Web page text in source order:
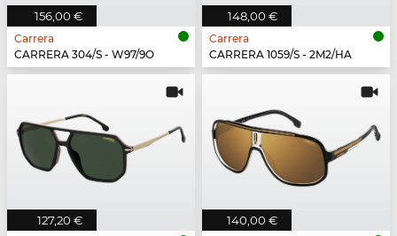
156,00 €
Carrera
CARRERA 304/S - W97/9O
148,00 €
Carrera
CARRERA 1059/S - 2M2/HA
127,20 € 140,00 €